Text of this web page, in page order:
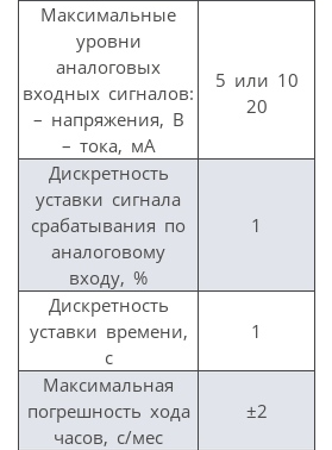
Максимальные
уровни
аналоговых
входных сигналов:
– напряжения, В
– тока, мА
5 или 10
20
Дискретность
уставки сигнала
срабатывания по
аналоговому
входу, %
1
Дискретность
уставки времени,
с
1
Максимальная
погрешность хода
часов, с/мес
±2